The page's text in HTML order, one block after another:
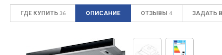
ГДЕ КУПИТЬ 36 ОПИСАНИЕ ОТЗЫВЫ 4 ЗАДАТЬ